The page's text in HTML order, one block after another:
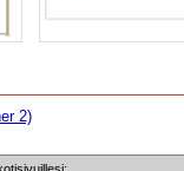
2)